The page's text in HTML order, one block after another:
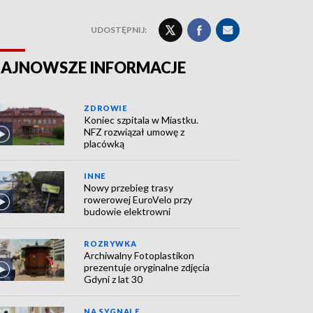
UDOSTĘPNIJ:
INFORMACJE
ZDROWIE
Koniec szpitala w Miastku.
NFZ rozwiązał umowę z
placówką
INNE
Nowy przebieg trasy
rowerowej EuroVelo przy
budowie elektrowni
ROZRYWKA
Archiwalny Fotoplastikon
prezentuje oryginalne zdjęcia
Gdyni z lat 30